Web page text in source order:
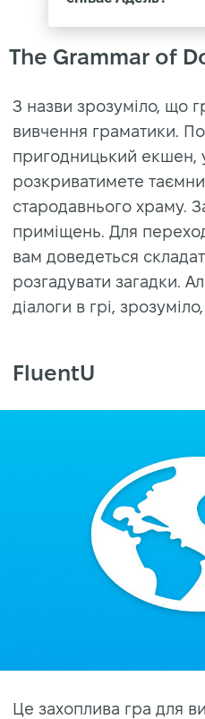
The Grammar of
З назви зрозуміло, що
вивчення граматики. По
пригодницький екшен,
розкриватимете
стародавнього храму.
приміщень. Для
вам доведеться
розгадувати загадки.
діалоги в грі,
FluentU
Це захоплива гра для